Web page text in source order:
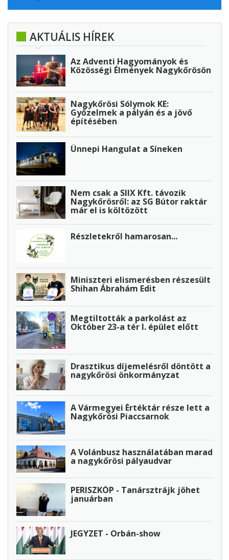
AKTUÁLIS HÍREK
Az Adventi Hagyományok és
Közösségi Élmények Nagykőrösön
Nagykőrösi Sólymok KE:
Győzelmek a pályán és a jövő
építésében
Ünnepi Hangulat a Síneken
Nem csak a SIIX Kft. távozik
Nagykőrösről: az SG Bútor raktár
már el is költözött
Részletekről hamarosan...
Miniszteri elismerésben részesült
Shihan Ábrahám Edit
Megtiltották a parkolást az
Október 23-a tér I. épület előtt
Drasztikus díjemelésről döntött a
nagykőrösi önkormányzat
A Vármegyei Értéktár része lett a
Nagykőrösi Piaccsarnok
A Volánbusz használatában marad
a nagykőrösi pályaudvar
PERISZKÓP - Tanársztrájk jöhet
januárban
JEGYZET - Orbán-show